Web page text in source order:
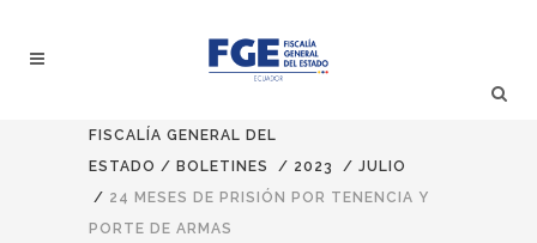
FISCALÍA GENERAL DEL
ESTADO / BOLETINES / 2023 / JULIO
/ 24 MESES DE PRISIÓN POR TENENCIA Y
PORTE DE ARMAS